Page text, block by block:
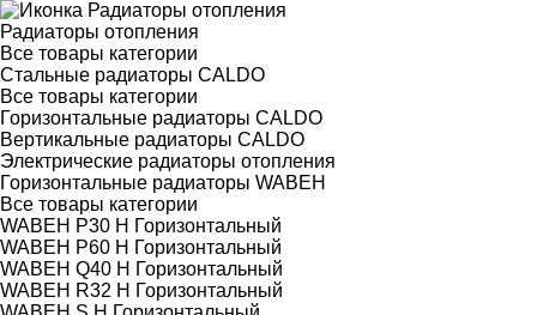
Радиаторы отопления
Все товары категории
Стальные радиаторы CALDO
Все товары категории
Горизонтальные радиаторы CALDO
Вертикальные радиаторы CALDO
Электрические радиаторы отопления
Горизонтальные радиаторы WABEH
Все товары категории
WABEH P30 H Горизонтальный
WABEH P60 H Горизонтальный
WABEH Q40 H Горизонтальный
WABEH R32 H Горизонтальный